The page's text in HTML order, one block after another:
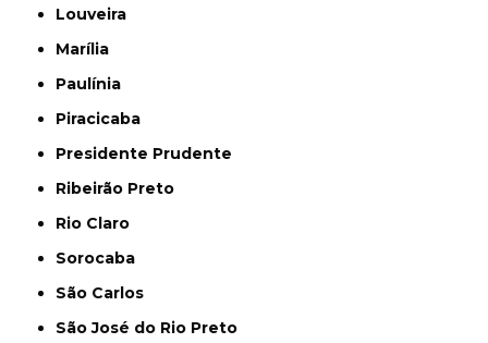
Louveira
Marília
Paulínia
Piracicaba
Presidente Prudente
Ribeirão Preto
Rio Claro
Sorocaba
São Carlos
São José do Rio Preto